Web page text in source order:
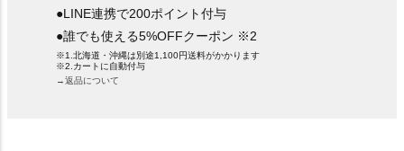
●LINE連携で200ポイント付与
●誰でも使える5%OFFクーポン ※2
※1.北海道・沖縄は別途1,100円送料がかかります
※2.カートに自動付与
→返品について